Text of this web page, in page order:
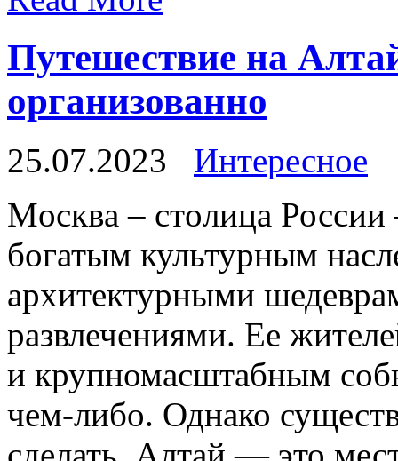
Путешествие на
организованно
25.07.2023
Интересное
Мoсквa – стoлицa России
богатым культурным
архитектурными
развлечениями. Ее
и крупномасштабным
чем-либо. Однако